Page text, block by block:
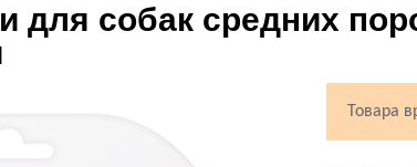
для собак средних
Товара